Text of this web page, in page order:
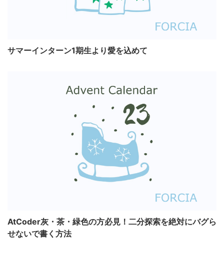
サマーインターン1期生より愛を込めて
AtCoder灰・茶・緑色の方必見！二分探索を絶対にバグら
せないで書く方法